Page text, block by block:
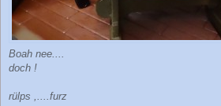
Boah nee....
doch !
rülps ,....furz